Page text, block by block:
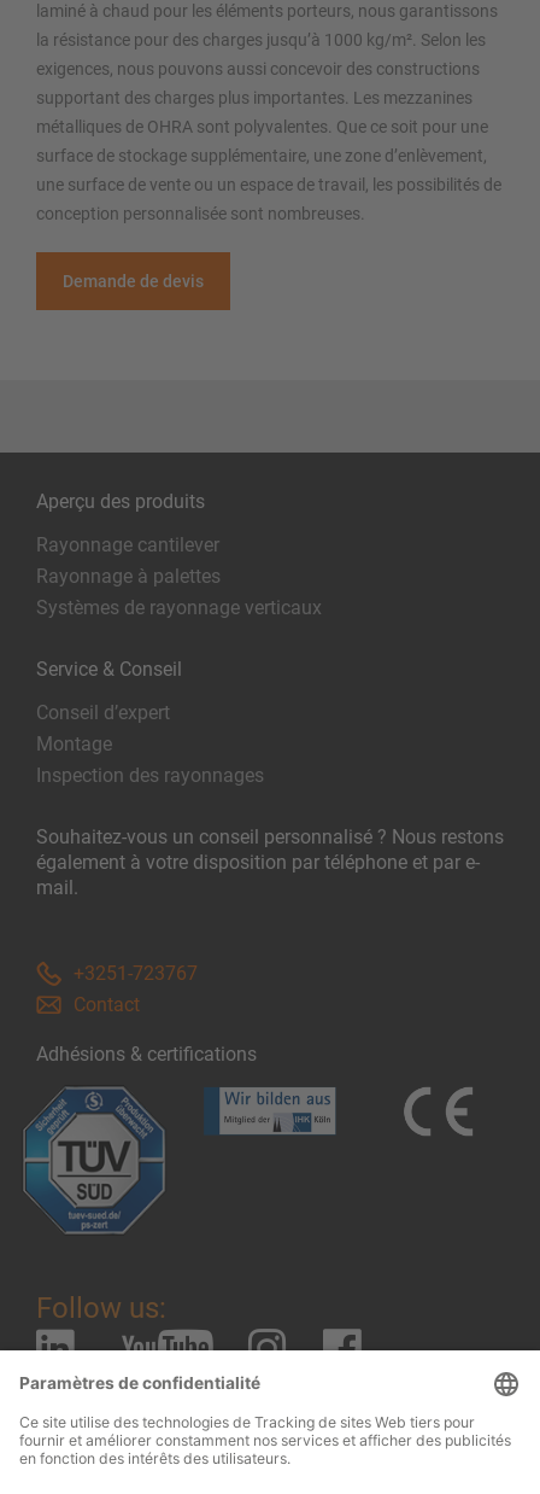
laminé à chaud pour les éléments porteurs, nous garantissons
la résistance pour des charges jusqu’à 1000 kg/m². Selon les
exigences, nous pouvons aussi concevoir des constructions
supportant des charges plus importantes. Les mezzanines
métalliques de OHRA sont polyvalentes. Que ce soit pour une
surface de stockage supplémentaire, une zone d’enlèvement,
une surface de vente ou un espace de travail, les possibilités de
conception personnalisée sont nombreuses.
Demande de devis
Aperçu des produits
Rayonnage cantilever
Rayonnage à palettes
Systèmes de rayonnage verticaux
Service & Conseil
Conseil d’expert
Montage
Inspection des rayonnages
Souhaitez-vous un conseil personnalisé ? Nous restons
également à votre disposition par téléphone et par e-
mail.
+3251-723767
Contact
Adhésions & certifications
Follow us: